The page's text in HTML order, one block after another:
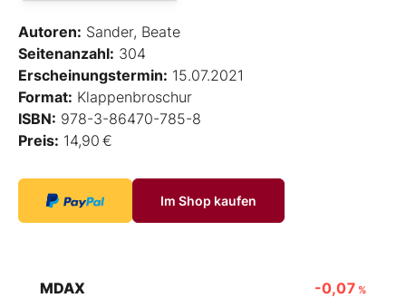
Autoren: Sander, Beate
Seitenanzahl: 304
Erscheinungstermin: 15.07.2021
Format: Klappenbroschur
ISBN: 978-3-86470-785-8
Preis: 14,90 €
Im Shop kaufen
MDAX -0,07 %